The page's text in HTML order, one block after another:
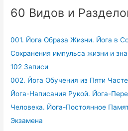
60 Видов и
001. Йога Образа Жизни. Йога в
Сохранения импульса жизни и
102 Записи
002. Йога Обучения из Пяти
Йога-Написания Рукой. Йога-
Человека. Йога-Постоянное
Экзамена